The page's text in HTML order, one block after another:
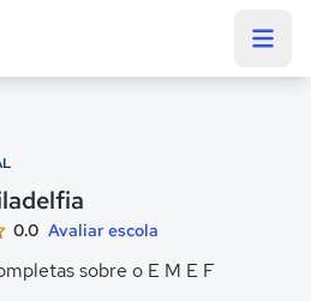
0.0 Avaliar escola
sobre o E M E F